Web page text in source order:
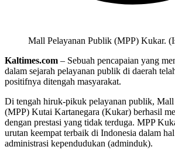
Mall Pelayanan Publik (MPP) Kukar.
Kaltimes.com – Sebuah pencapaian yang
dalam sejarah pelayanan publik di daerah
positifnya ditengah masyarakat.
Di tengah hiruk-pikuk pelayanan publik,
(MPP) Kutai Kartanegara (Kukar) berhasil
dengan prestasi yang tidak terduga. MPP
urutan keempat terbaik di Indonesia dalam
administrasi kependudukan (adminduk).